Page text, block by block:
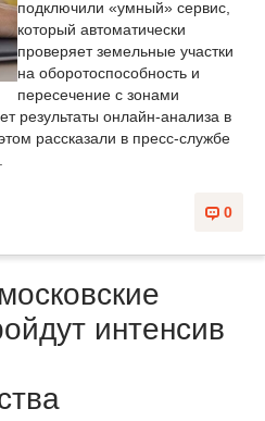
подключили «умный» сервис,
который автоматически
проверяет земельные участки
на оборотоспособность и
пересечение с зонами
результаты онлайн-анализа в
рассказали в пресс-службе
0
интенсив